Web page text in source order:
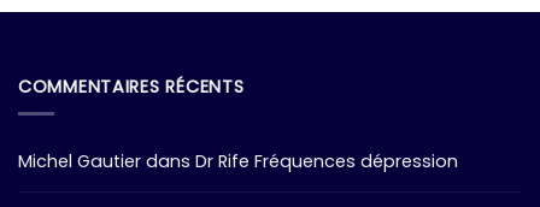
COMMENTAIRES RÉCENTS
Michel Gautier dans Dr Rife Fréquences dépression